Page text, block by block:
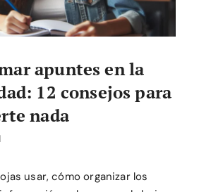
apuntes en la
12 consejos para
nada
usar, cómo organizar los